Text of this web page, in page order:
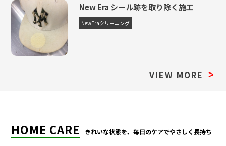
New Era シール跡を取り除く施工
NewEraクリーニング
VIEW MORE >
HOME CARE きれいな状態を、毎日のケアでやさしく長持ち